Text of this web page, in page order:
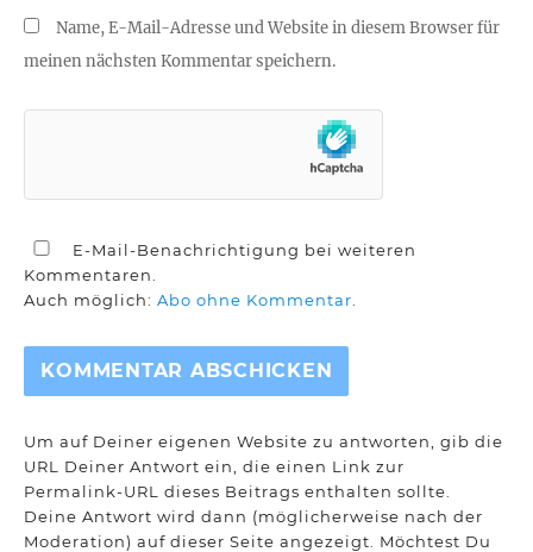
Name, E-Mail-Adresse und Website in diesem Browser für
meinen nächsten Kommentar speichern.
E-Mail-Benachrichtigung bei weiteren
Kommentaren.
Auch möglich:Abo ohne Kommentar
Um auf Deiner eigenen Website zu antworten, gib die
URL Deiner Antwort ein, die einen Link zur
Permalink-URL dieses Beitrags enthalten sollte.
Deine Antwort wird dann (möglicherweise nach der
Moderation) auf dieser Seite angezeigt. Möchtest Du